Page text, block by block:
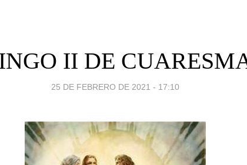
II DE
25 DE FEBRERO DE 2021 - 17:10